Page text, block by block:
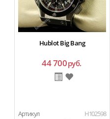
Hublot Big Bang
44 700руб.
Артикул
H102598